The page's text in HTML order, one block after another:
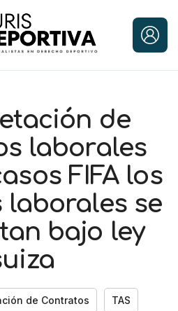
de
laborales
FIFA los
laborales se
bajo ley
de Contratos TAS